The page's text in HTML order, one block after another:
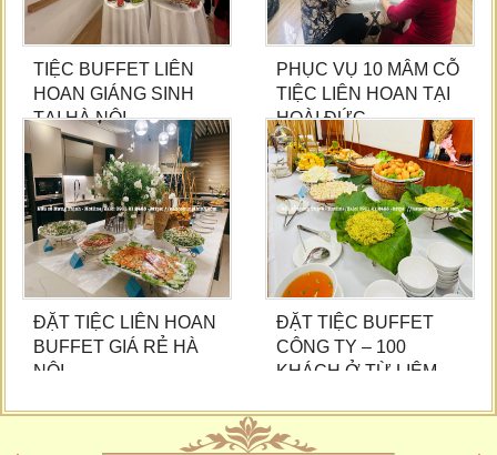
TIỆC BUFFET LIÊN
HOAN GIÁNG SINH
TẠI HÀ NỘI
PHỤC VỤ 10 MÂM CỖ
TIỆC LIÊN HOAN TẠI
HOÀI ĐỨC
ĐẶT TIỆC LIÊN HOAN
BUFFET GIÁ RẺ HÀ
NỘI
ĐẶT TIỆC BUFFET
CÔNG TY – 100
KHÁCH Ở TỪ LIÊM